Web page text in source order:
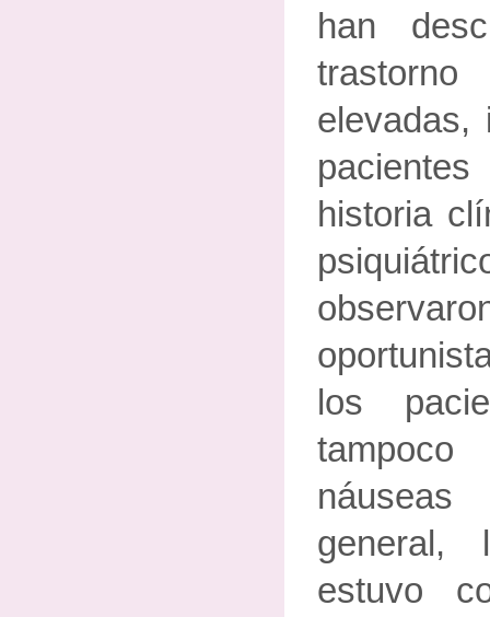
han
elevadas,
historia
los
general,
estuvo